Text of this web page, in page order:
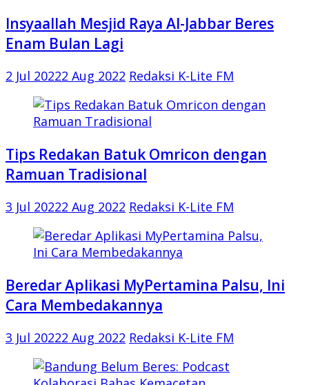
Insyaallah Mesjid Raya Al-Jabbar Beres
Enam Bulan Lagi
2 Jul 20222 Aug 2022 Redaksi K-Lite FM
Tips Redakan Batuk Omricon dengan
Ramuan Tradisional
3 Jul 20222 Aug 2022 Redaksi K-Lite FM
Beredar Aplikasi MyPertamina Palsu, Ini
Cara Membedakannya
3 Jul 20222 Aug 2022 Redaksi K-Lite FM